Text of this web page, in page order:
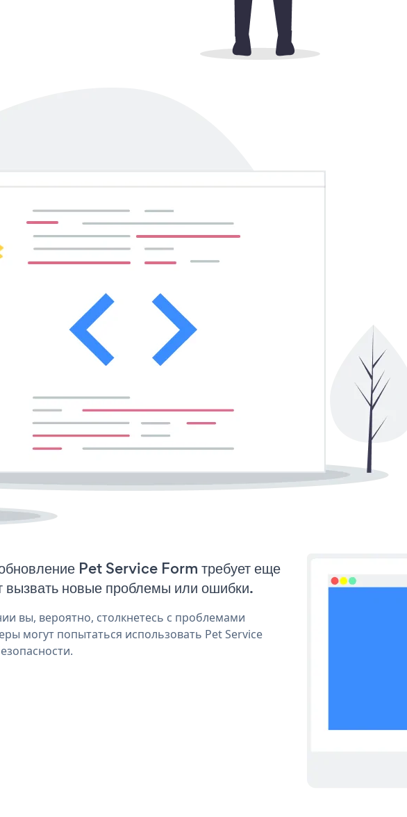
Pet Service Form требует еще
новые проблемы или ошибки.
вы, вероятно, столкнетесь с проблемами
могут попытаться использовать Pet Service